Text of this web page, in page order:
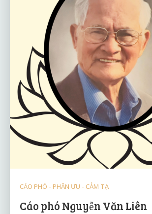
CÁO PHÓ - PHÂN ƯU - CẢM TẠ
Cáo phó Nguyễn Văn Liên